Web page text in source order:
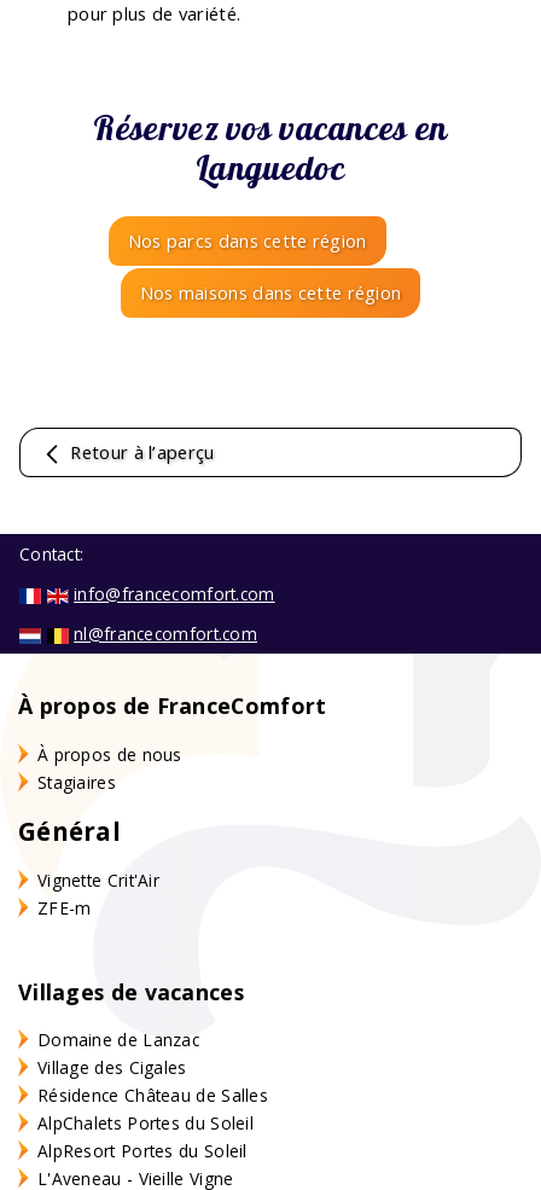
pour plus de variété.
Réservez vos vacances en
Languedoc
Nos parcs dans cette région
Nos maisons dans cette région
Retour à l’aperçu
Contact:
info@francecomfort.com
nl@francecomfort.com
À propos de FranceComfort
À propos de nous
Stagiaires
Général
Vignette Crit'Air
ZFE-m
Villages de vacances
Domaine de Lanzac
Village des Cigales
Résidence Château de Salles
AlpChalets Portes du Soleil
AlpResort Portes du Soleil
L'Aveneau - Vieille Vigne